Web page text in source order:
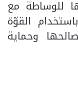
للوساطة مع
القوّة
وحماية